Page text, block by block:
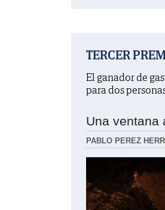
TERCER
El ganador de
para dos
Una ventana
PABLO PEREZ